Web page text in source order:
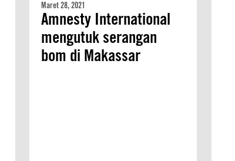
Maret 28, 2021
Amnesty International
mengutuk serangan
bom di Makassar